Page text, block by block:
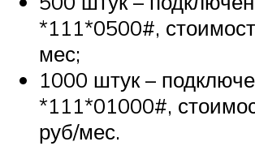
*111*0500#,
мес;
1000 штук –
*111*01000#,
руб/мес.